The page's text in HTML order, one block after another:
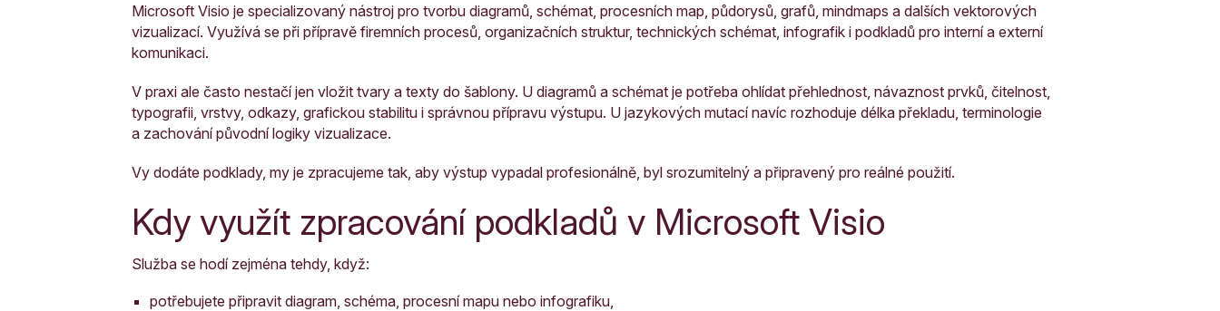
Microsoft Visio je specializovaný nástroj pro tvorbu diagramů, schémat, procesních map, půdorysů, grafů, mindmaps a dalších vektorových
vizualizací. Využívá se při přípravě firemních procesů, organizačních struktur, technických schémat, infografik i podkladů pro interní a externí
komunikaci.
V praxi ale často nestačí jen vložit tvary a texty do šablony. U diagramů a schémat je potřeba ohlídat přehlednost, návaznost prvků, čitelnost,
typografii, vrstvy, odkazy, grafickou stabilitu i správnou přípravu výstupu. U jazykových mutací navíc rozhoduje délka překladu, terminologie
a zachování původní logiky vizualizace.
Vy dodáte podklady, my je zpracujeme tak, aby výstup vypadal profesionálně, byl srozumitelný a připravený pro reálné použití.
Kdy využít zpracování podkladů v Microsoft Visio
Služba se hodí zejména tehdy, když:
potřebujete připravit diagram, schéma, procesní mapu nebo infografiku,